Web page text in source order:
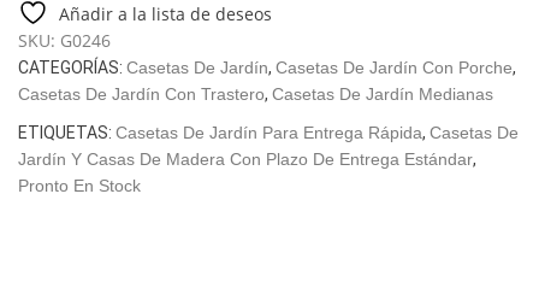
Lucas
E"
15m²
|
|
3x8m
cantidad
Añadir a la lista de deseos
SKU: G0246
CATEGORÍAS: Casetas De Jardín, Casetas De Jardín Con Porche,
Casetas De Jardín Con Trastero, Casetas De Jardín Medianas
ETIQUETAS: Casetas De Jardín Para Entrega Rápida, Casetas De
Jardín Y Casas De Madera Con Plazo De Entrega Estándar,
Pronto En Stock